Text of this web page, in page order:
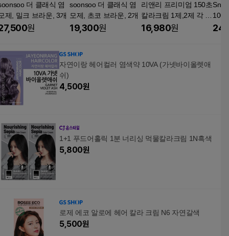
더 클래식 염
제, 밀크 브라운, 3개
원
soonsoo 더 클래식 염
모제, 초코 브라운, 2개
19,300원
리앤리 프리미엄 150초
칼라크림 1제,2제 각 5
00g/초스피드칼라크림,
16,980원
SnG
치커
자연이랑 헤어컬러 염색약 10VA (가넷바이올렛애
쉬)
4,500원
1+1 푸드어홀릭 1분 너리싱 먹물칼라크림 1N흑색
5,800원
로제 에코 알로에 헤어 칼라 크림 N6 자연갈색
5,500원